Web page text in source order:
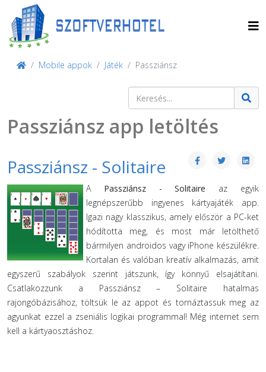
Mobile appok Játék Passziánsz
Keresés
Passziánsz app letöltés
Passziánsz - Solitaire
A Passziánsz - Solitaire az egyik
legnépszerűbb ingyenes kártyajáték app.
Igazi nagy klasszikus, amely először a PC-ket
hódította meg, és most már letölthető
bármilyen androidos vagy iPhone készülékre.
Kortalan és valóban kreatív alkalmazás, amit
egyszerű szabályok szerint játszunk, így könnyű elsajátítani.
Csatlakozzunk a Passziánsz – Solitaire hatalmas
rajongóbázisához, töltsük le az appot és tornáztassuk meg az
agyunkat ezzel a zseniális logikai programmal! Még internet sem
kell a kártyaosztáshoz.